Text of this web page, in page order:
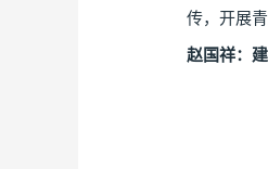
传，开展
赵国祥：